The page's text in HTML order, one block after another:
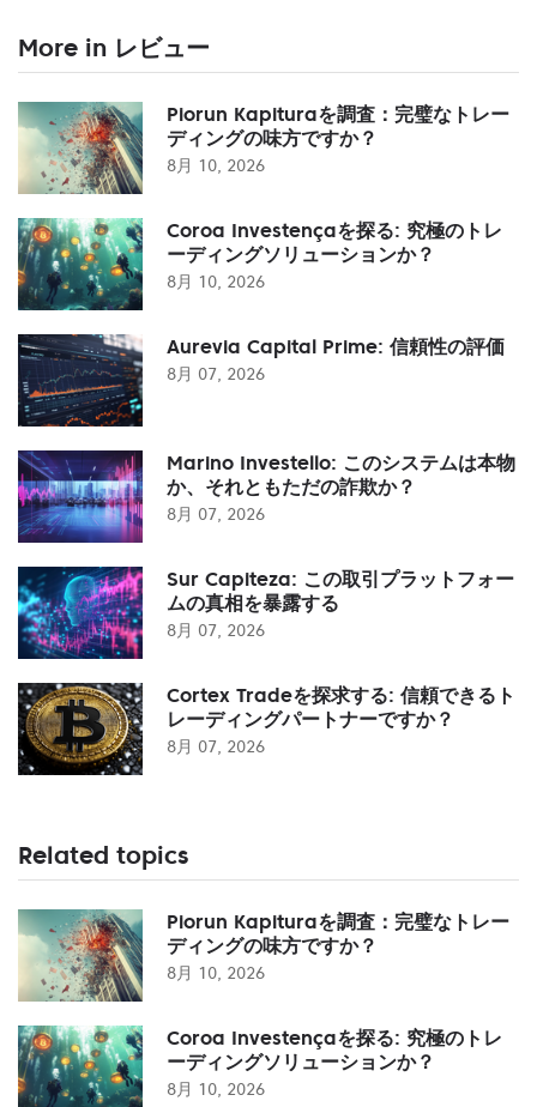
More in レビュー
Piorun Kapituraを調査：完璧なトレー
ディングの味方ですか？
8月 10, 2026
Coroa Investençaを探る: 究極のトレ
ーディングソリューションか？
8月 10, 2026
Aurevia Capital Prime: 信頼性の評価
8月 07, 2026
Marino Investello: このシステムは本物
か、それともただの詐欺か？
8月 07, 2026
Sur Capiteza: この取引プラットフォー
ムの真相を暴露する
8月 07, 2026
Cortex Tradeを探求する: 信頼できるト
レーディングパートナーですか？
8月 07, 2026
Related topics
Piorun Kapituraを調査：完璧なトレー
ディングの味方ですか？
8月 10, 2026
Coroa Investençaを探る: 究極のトレ
ーディングソリューションか？
8月 10, 2026